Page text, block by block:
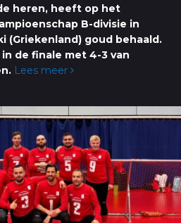
heren, heeft op het
B-divisie in
(Griekenland) goud behaald.
de finale met 4-3 van
Lees meer